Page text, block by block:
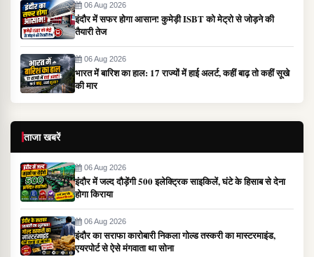
06 Aug 2026
इंदौर में सफर होगा आसान! कुमेड़ी ISBT को मेट्रो से जोड़ने की
तैयारी तेज
06 Aug 2026
भारत में बारिश का हाल: 17 राज्यों में हाई अलर्ट, कहीं बाढ़ तो कहीं सूखे
की मार
ताजा खबरें
06 Aug 2026
इंदौर में जल्द दौड़ेंगी 500 इलेक्ट्रिक साइकिलें, घंटे के हिसाब से देना
होगा किराया
06 Aug 2026
इंदौर का सराफा कारोबारी निकला गोल्ड तस्करी का मास्टरमाइंड,
एयरपोर्ट से ऐसे मंगवाता था सोना